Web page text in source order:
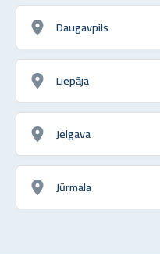
Daugavpils
Liepāja
Jelgava
Jūrmala